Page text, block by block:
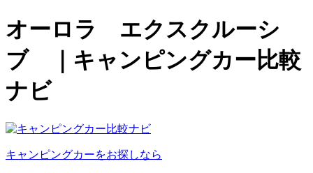
オーロラ エクスクルーシ
ブ ｜キャンピングカー比較
ナビ
キャンピングカーをお探しなら